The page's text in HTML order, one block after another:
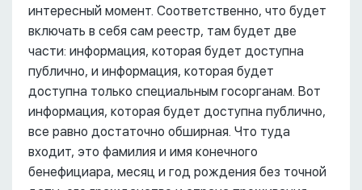
интересный момент. Соответственно, что будет
включать в себя сам реестр, там будет две
части: информация, которая будет доступна
публично, и информация, которая будет
доступна только специальным госорганам. Вот
информация, которая будет доступна публично,
все равно достаточно обширная. Что туда
входит, это фамилия и имя конечного
бенефициара, месяц и год рождения без точной